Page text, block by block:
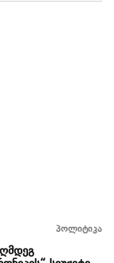
პოლიტიკა